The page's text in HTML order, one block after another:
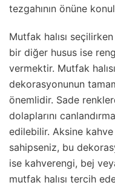
tezgahının önüne
Mutfak halısı
bir diğer husus ise
vermektir. Mutfak
dekorasyonunun
önemlidir. Sade
dolaplarını
edilebilir. Aksine
sahipseniz, bu
ise kahverengi, bej
mutfak halısı tercih